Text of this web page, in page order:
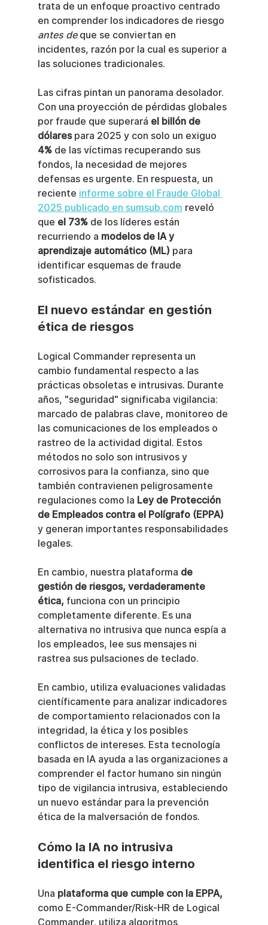
trata de un enfoque proactivo centrado
en comprender los indicadores de riesgo
antes de que se conviertan en
incidentes, razón por la cual es superior a
las soluciones tradicionales.
Las cifras pintan un panorama desolador.
Con una proyección de pérdidas globales
por fraude que superará el billón de
dólares para 2025 y con solo un exiguo
4% de las víctimas recuperando sus
fondos, la necesidad de mejores
defensas es urgente. En respuesta, un
reciente informe sobre el Fraude Global
2025 publicado en sumsub.com reveló
que el 73% de los líderes están
recurriendo a modelos de IA y
aprendizaje automático (ML) para
identificar esquemas de fraude
sofisticados.
El nuevo estándar en gestión
ética de riesgos
Logical Commander representa un
cambio fundamental respecto a las
prácticas obsoletas e intrusivas. Durante
años, "seguridad" significaba vigilancia:
marcado de palabras clave, monitoreo de
las comunicaciones de los empleados o
rastreo de la actividad digital. Estos
métodos no solo son intrusivos y
corrosivos para la confianza, sino que
también contravienen peligrosamente
regulaciones como la Ley de Protección
de Empleados contra el Polígrafo (EPPA)
y generan importantes responsabilidades
legales.
En cambio, nuestra plataforma de
gestión de riesgos, verdaderamente
ética, funciona con un principio
completamente diferente. Es una
alternativa no intrusiva que nunca espía a
los empleados, lee sus mensajes ni
rastrea sus pulsaciones de teclado.
En cambio, utiliza evaluaciones validadas
científicamente para analizar indicadores
de comportamiento relacionados con la
integridad, la ética y los posibles
conflictos de intereses. Esta tecnología
basada en IA ayuda a las organizaciones a
comprender el factor humano sin ningún
tipo de vigilancia intrusiva, estableciendo
un nuevo estándar para la prevención
ética de la malversación de fondos.
Cómo la IA no intrusiva
identifica el riesgo interno
Una plataforma que cumple con la EPPA,
como E-Commander/Risk-HR de Logical
Commander, utiliza algoritmos